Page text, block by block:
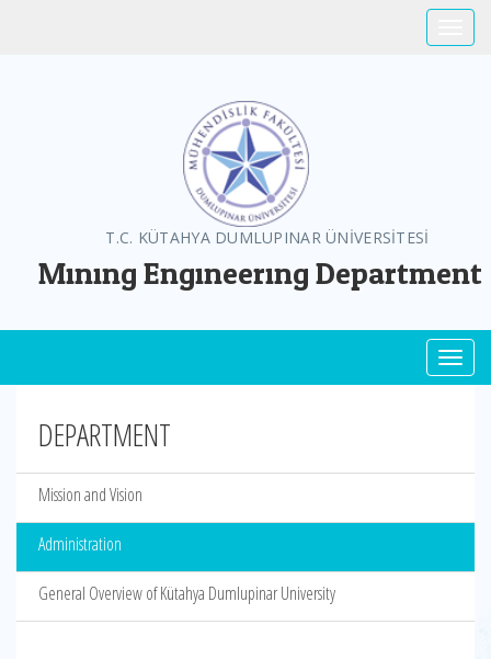
T.C. KÜTAHYA DUMLUPINAR ÜNİVERSİTESİ
Mınıng Engıneerıng Department
DEPARTMENT
Mission and Vision
Administration
General Overview of Kütahya Dumlupinar University